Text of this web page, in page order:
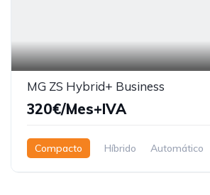
MG ZS Hybrid+ Business
320€/Mes+IVA
Compacto Híbrido Automático